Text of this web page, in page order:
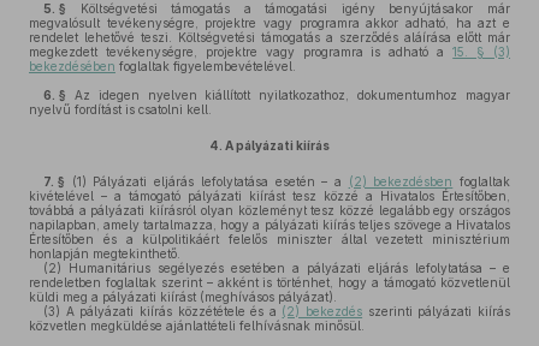
5. § Költségvetési támogatás a támogatási igény benyújtásakor már
megvalósult tevékenységre, projektre vagy programra akkor adható, ha azt e
rendelet lehetővé teszi. Költségvetési támogatás a szerződés aláírása előtt már
megkezdett tevékenységre, projektre vagy programra is adható a15. § (3)
bekezdésében foglaltak figyelembevételével.
6. § Az idegen nyelven kiállított nyilatkozathoz, dokumentumhoz magyar
nyelvű fordítást is csatolni kell.
4. A pályázati kiírás
7. § (1) Pályázati eljárás lefolytatása esetén – a (2) bekezdésben foglaltak
kivételével – a támogató pályázati kiírást tesz közzé a Hivatalos Értesítőben,
továbbá a pályázati kiírásról olyan közleményt tesz közzé legalább egy országos
napilapban, amely tartalmazza, hogy a pályázati kiírás teljes szövege a Hivatalos
Értesítőben és a külpolitikáért felelős miniszter által vezetett minisztérium
honlapján megtekinthető.
(2) Humanitárius segélyezés esetében a pályázati eljárás lefolytatása – e
rendeletben foglaltak szerint – akként is történhet, hogy a támogató közvetlenül
küldi meg a pályázati kiírást (meghívásos pályázat).
(3) A pályázati kiírás közzététele és a (2) bekezdés szerinti pályázati kiírás
közvetlen megküldése ajánlattételi felhívásnak minősül.